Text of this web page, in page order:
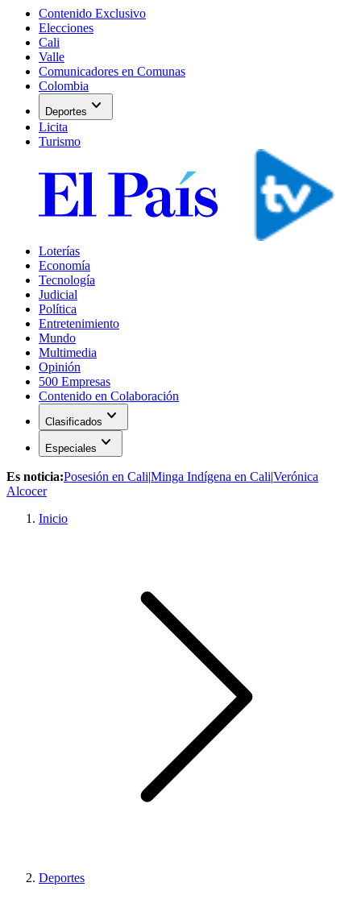
Contenido Exclusivo
Elecciones
Cali
Valle
Comunicadores en Comunas
Colombia
Deportes expand_more
Licita
Turismo
Loterías
Economía
Tecnología
Judicial
Política
Entretenimiento
Mundo
Multimedia
Opinión
500 Empresas
Contenido en Colaboración
Clasificados expand_more
Especiales expand_more
Es noticia:Posesión en Cali|Minga Indígena en Cali|Verónica
Alcocer
Inicio
Deportes